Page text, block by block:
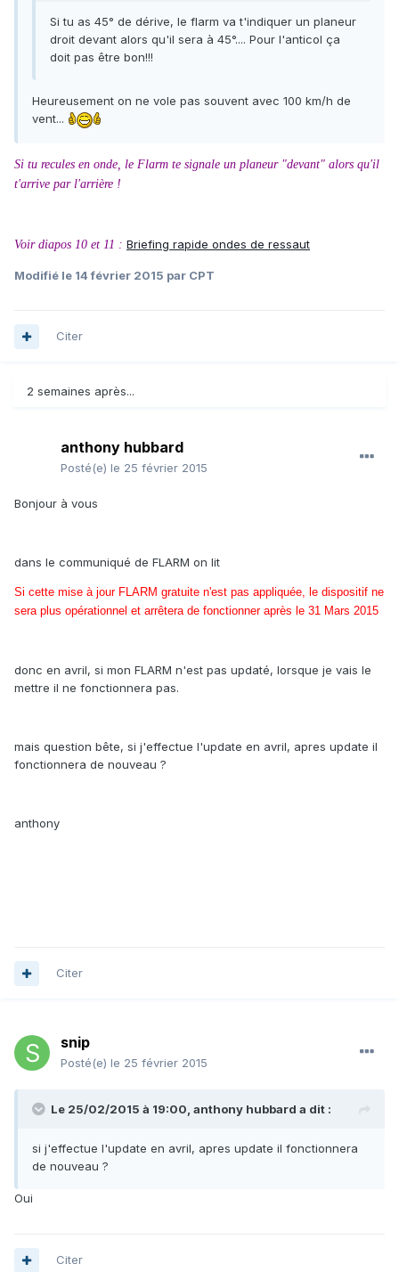
Si tu as 45° de dérive, le flarm va t'indiquer un planeur
droit devant alors qu'il sera à 45°.... Pour l'anticol ça
doit pas être bon!!!
Heureusement on ne vole pas souvent avec 100 km/h de
vent...
Si tu recules en onde, le Flarm te signale un planeur "devant" alors qu'il
t'arrive par l'arrière !
Voir diapos 10 et 11 : Briefing rapide ondes de ressaut
Modifié le 14 février 2015 par CPT
Citer
2 semaines après...
anthony hubbard
Posté(e) le 25 février 2015
Bonjour à vous
dans le communiqué de FLARM on lit
Si cette mise à jour FLARM gratuite n'est pas appliquée, le dispositif ne
sera plus opérationnel et arrêtera de fonctionner après le 31 Mars 2015
donc en avril, si mon FLARM n'est pas updaté, lorsque je vais le
mettre il ne fonctionnera pas.
mais question bête, si j'effectue l'update en avril, apres update il
fonctionnera de nouveau ?
anthony
Citer
snip
Posté(e) le 25 février 2015
Le 25/02/2015 à 19:00, anthony hubbard a dit :
si j'effectue l'update en avril, apres update il fonctionnera
de nouveau ?
Oui
Citer